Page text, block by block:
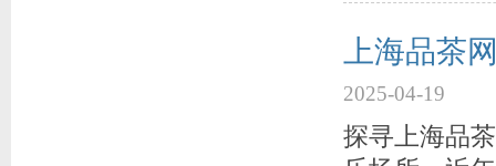
上海品茶
2025-04-19
探寻上海品